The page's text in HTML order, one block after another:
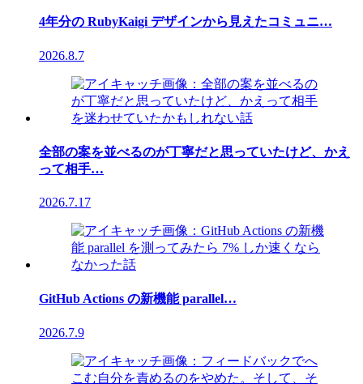
4年分の RubyKaigi デザインから見えたコミュニ…
2026.8.7
全部の案を並べるのが丁寧だと思っていたけど、かえ
って相手…
2026.7.17
GitHub Actions の新機能 parallel…
2026.7.9